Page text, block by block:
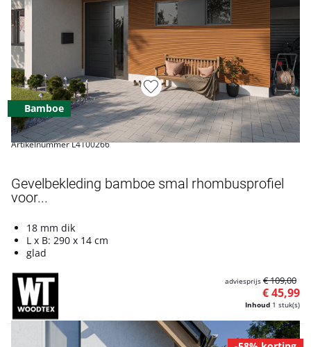
Bamboe
Artikelnummer L4100266
Gevelbekleding bamboe smal rhombusprofiel
voor...
18 mm dik
L x B: 290 x 14 cm
glad
Inhoud 1 stuk(s)
€ 45,99
adviesprijs € 109,00